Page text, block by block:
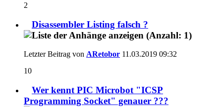
2
Disassembler Listing falsch ?
Letzter Beitrag von ARetobor 11.03.2019 09:32
10
Wer kennt PIC Microbot "ICSP
Programming Socket" genauer ???